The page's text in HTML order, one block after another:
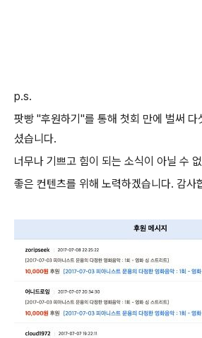
p.s.
팟빵 "후원하기"를 통해 첫회 만에 벌써 다
셨습니다.
너무나 기쁘고 힘이 되는 소식이 아닐 수
좋은 컨텐츠를 위해 노력하겠습니다. 감사